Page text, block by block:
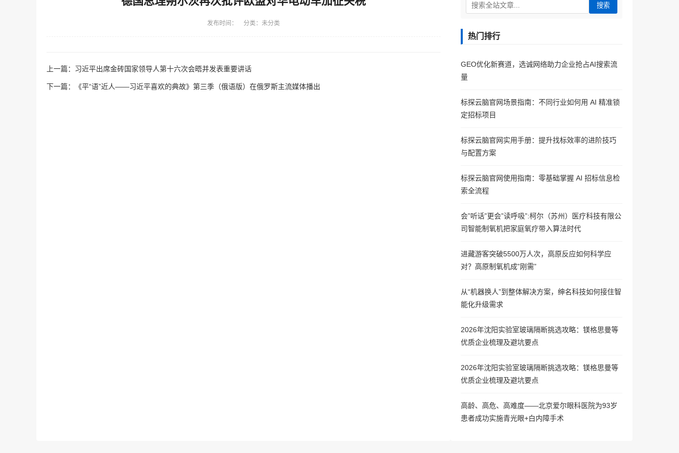
发布时间： 分类：未分类
上一篇： 习近平出席金砖国家领导人第十六次会晤并发表重要讲话
下一篇： 《平“语”近人——习近平喜欢的典故》第三季（俄语版）在俄罗斯主流媒体播出
搜索
热门排行
GEO优化新赛道，选诚网络助力企业抢占AI搜索流
量
标探云脑官网场景指南：不同行业如何用 AI 精准锁
定招标项目
标探云脑官网实用手册：提升找标效率的进阶技巧
与配置方案
标探云脑官网使用指南：零基础掌握 AI 招标信息检
索全流程
会”听话”更会”读呼吸”:柯尔（苏州）医疗科技有限公
司智能制氧机把家庭氧疗带入算法时代
进藏游客突破5500万人次，高原反应如何科学应
对？高原制氧机成”刚需”
从“机器换人”到整体解决方案，绅名科技如何接住智
能化升级需求
2026年沈阳实验室玻璃隔断挑选攻略：镁格思曼等
优质企业梳理及避坑要点
2026年沈阳实验室玻璃隔断挑选攻略：镁格思曼等
优质企业梳理及避坑要点
高龄、高危、高难度——北京爱尔眼科医院为93岁
患者成功实施青光眼+白内障手术